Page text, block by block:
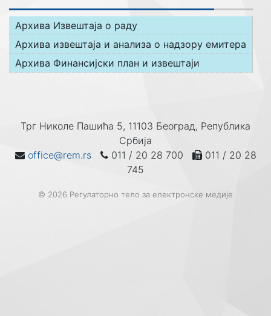
Архива Извештаја о раду
Архива извештаја и анализа о надзору емитера
Архива Финансијски план и извештаји
Трг Николе Пашића 5, 11103 Београд, Република
Србија
office@rem.rs
011 / 20 28 700
011 / 20 28
745
© 2026 Регулаторно тело за електронске медије